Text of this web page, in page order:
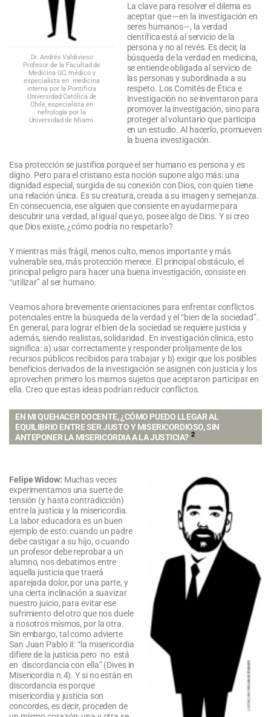
Dr. Andrés Valdivieso
Profesor de la Facultad de
Medicina UC, médico y
especialista en medicina
interna por la Pontificia
Universidad Católica de
Chile, especialista en
nefrología por la
Universidad de Miami.
La clave para resolver el dilema es
aceptar que —en la investigación en
seres humanos—, la verdad
científica está al servicio de la
persona y no al revés. Es decir, la
búsqueda de la verdad en medicina,
se entiende obligada al servicio de
las personas y subordinada a su
respeto. Los Comités de Ética e
Investigación no se inventaron para
promover la investigación, sino para
proteger al voluntario que participa
en un estudio. Al hacerlo, promueven
la buena investigación.
Esa protección se justifica porque el ser humano es persona y es
digno. Pero para el cristiano esta noción supone algo más: una
dignidad especial, surgida de su conexión con Dios, con quien tiene
una relación única. Es su creatura, creada a su imagen y semejanza.
En consecuencia, ese alguien que consiente en ayudarme para
descubrir una verdad, al igual que yo, posee algo de Dios. Y si creo
que Dios existe, ¿cómo podría no respetarlo?
Y mientras más frágil, menos culto, menos importante y más
vulnerable sea, más protección merece. El principal obstáculo, el
principal peligro para hacer una buena investigación, consiste en
“utilizar” al ser humano.
Veamos ahora brevemente orientaciones para enfrentar conflictos
potenciales entre la búsqueda de la verdad y el “bien de la sociedad”.
En general, para lograr el bien de la sociedad se requiere justicia y
además, siendo realistas, solidaridad. En investigación clínica, esto
significa: a) usar correctamente y responder prolijamente de los
recursos públicos recibidos para trabajar y b) exigir que los posibles
beneficios derivados de la investigación se asignen con justicia y los
aprovechen primero los mismos sujetos que aceptaron participar en
ella. Creo que estas ideas podrían reducir conflictos.
EN MI QUEHACER DOCENTE, ¿CÓMO PUEDO LLEGAR AL
EQUILIBRIO ENTRE SER JUSTO Y MISERICORDIOSO, SIN
ANTEPONER LA MISERICORDIA A LA JUSTICIA? 2
Felipe Widow: Muchas veces
experimentamos una suerte de
tensión (y hasta contradicción)
entre la justicia y la misericordia.
La labor educadora es un buen
ejemplo de esto: cuando un padre
debe castigar a su hijo, o cuando
un profesor debe reprobar a un
alumno, nos debatimos entre
aquella justicia que traerá
aparejada dolor, por una parte, y
una cierta inclinación a suavizar
nuestro juicio, para evitar ese
sufrimiento del otro que nos duele
a nosotros mismos, por la otra.
Sin embargo, tal como advierte
San Juan Pablo II: “la misericordia
difiere de la justicia pero no está
en discordancia con ella” (Dives in
Misericordia n.4). Y si no están en
discordancia es porque
misericordia y justicia son
concordes, es decir, proceden de